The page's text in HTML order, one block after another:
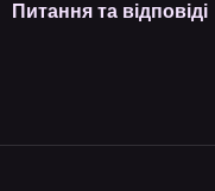
Питання та відповіді